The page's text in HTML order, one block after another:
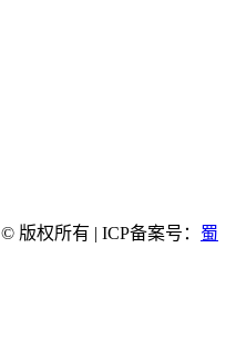
版权所有 | ICP备案号： 蜀